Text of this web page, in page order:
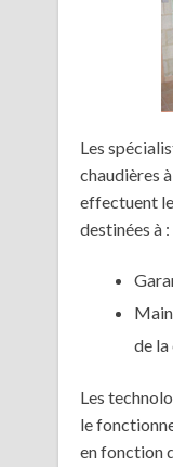
Les
chaudières
effectuent
destinées à :
de la
Les
le
en fonction